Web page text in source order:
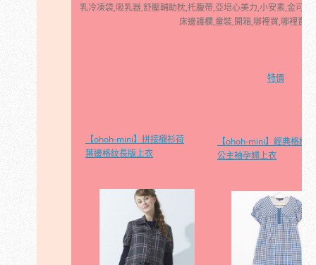
乳冷凍袋,吸乳器,舒壓輔助枕,托腹帶,亞培心美力,小安素,金可
床邊護欄,童裝,開箱,哪裡買,哪裡賣,
特價
【ohoh-mini】拼接襯衫荷
葉邊格紋長版上衣
【ohoh-mini】經典格紋
公主袖孕婦上衣